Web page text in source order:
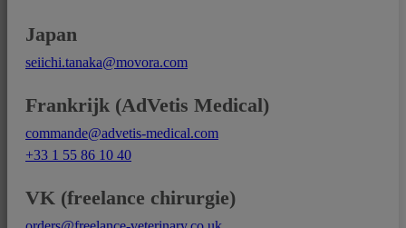
Japan
seiichi.tanaka@movora.com
Frankrijk (AdVetis Medical)
commande@advetis-medical.com
+33 1 55 86 10 40
VK (freelance chirurgie)